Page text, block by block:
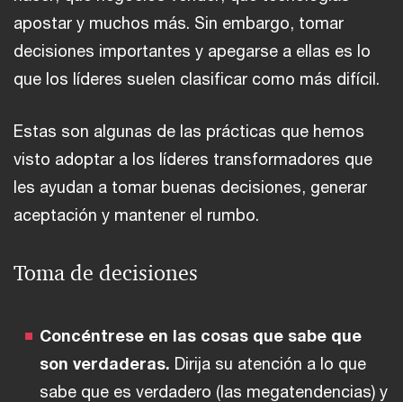
apostar y muchos más. Sin embargo, tomar
decisiones importantes y apegarse a ellas es lo
que los líderes suelen clasificar como más difícil.
Estas son algunas de las prácticas que hemos
visto adoptar a los líderes transformadores que
les ayudan a tomar buenas decisiones, generar
aceptación y mantener el rumbo.
Toma de decisiones
Concéntrese en las cosas que sabe que
son verdaderas. Dirija su atención a lo que
sabe que es verdadero (las megatendencias) y